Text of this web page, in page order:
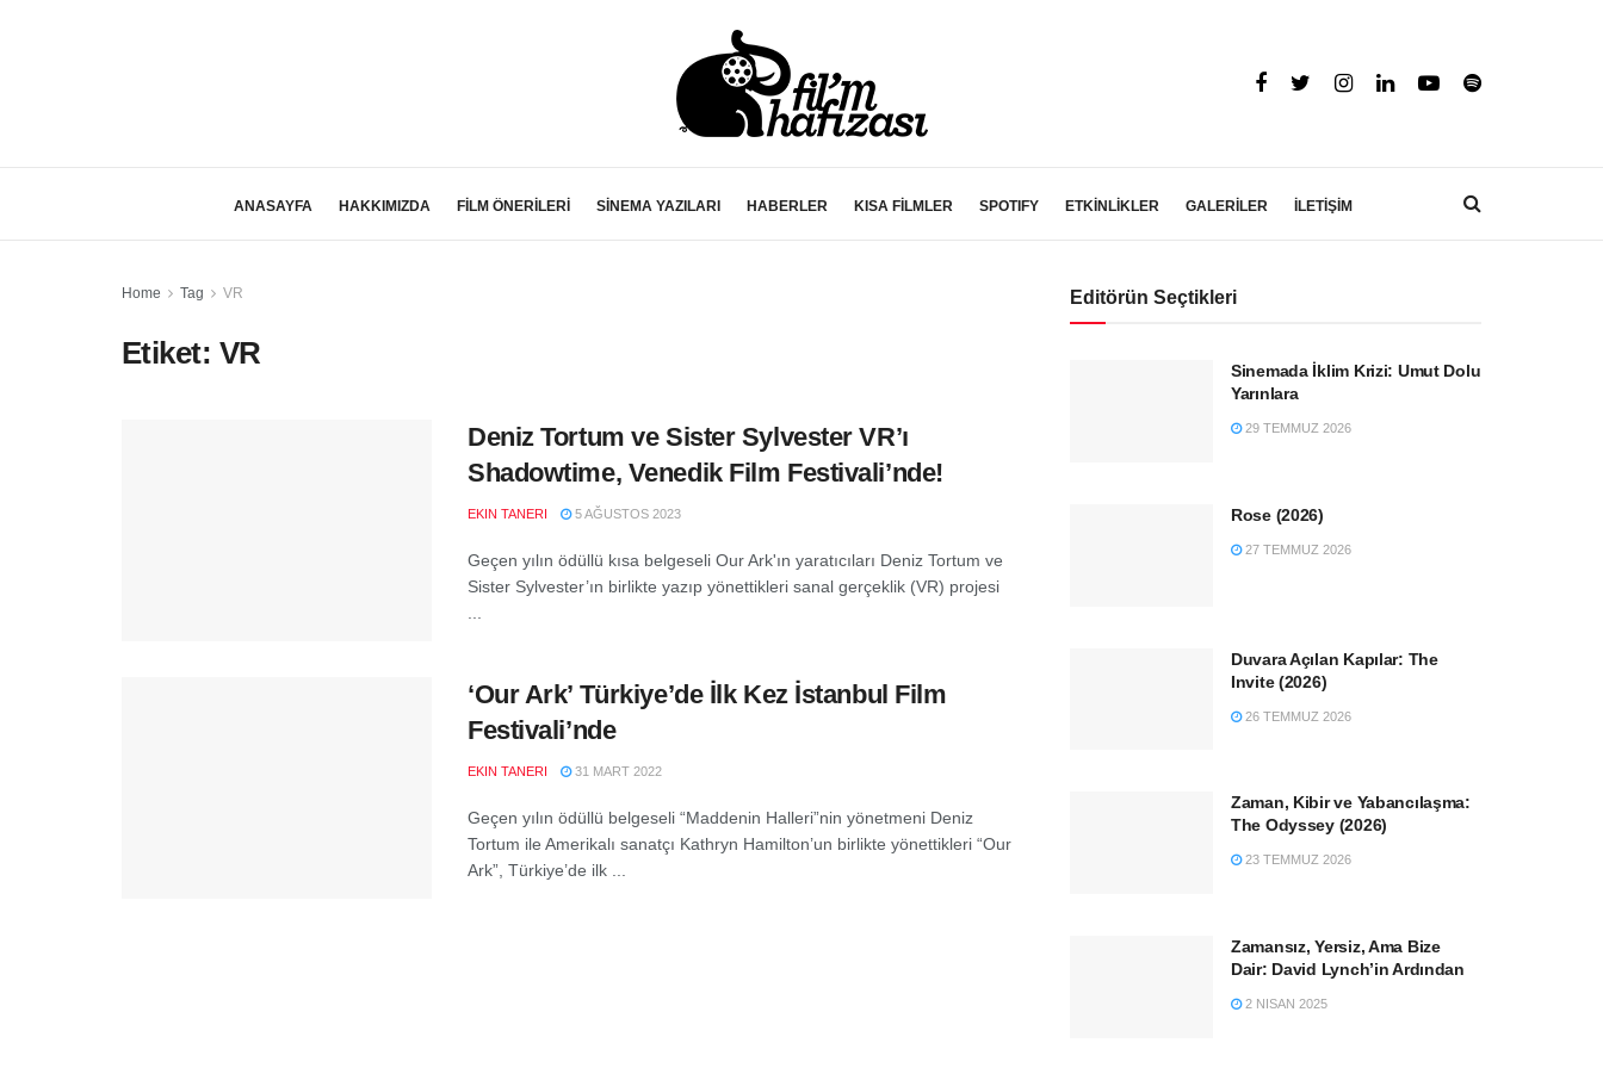
ANASAYFA HAKKIMIZDA FİLM ÖNERİLERİ SİNEMA YAZILARI HABERLER KISA FİLMLER SPOTIFY ETKİNLİKLER GALERİLER İLETİŞİM
Home Tag VR
Etiket: VR
Deniz Tortum ve Sister Sylvester VR’ı
Shadowtime, Venedik Film Festivali’nde!
EKIN TANERI 5 AĞUSTOS 2023
Geçen yılın ödüllü kısa belgeseli Our Ark'ın yaratıcıları Deniz Tortum ve
Sister Sylvester’ın birlikte yazıp yönettikleri sanal gerçeklik (VR) projesi
‘Our Ark’ Türkiye’de İlk Kez İstanbul Film
Festivali’nde
EKIN TANERI 31 MART 2022
Geçen yılın ödüllü belgeseli “Maddenin Halleri”nin yönetmeni Deniz
Tortum ile Amerikalı sanatçı Kathryn Hamilton’un birlikte yönettikleri “Our
Ark”, Türkiye’de ilk ...
Editörün Seçtikleri
Sinemada İklim Krizi: Umut Dolu
Yarınlara
29 TEMMUZ 2026
Rose (2026)
27 TEMMUZ 2026
Duvara Açılan Kapılar: The
Invite (2026)
26 TEMMUZ 2026
Zaman, Kibir ve Yabancılaşma:
The Odyssey (2026)
23 TEMMUZ 2026
Zamansız, Yersiz, Ama Bize
Dair: David Lynch’in Ardından
2 NISAN 2025